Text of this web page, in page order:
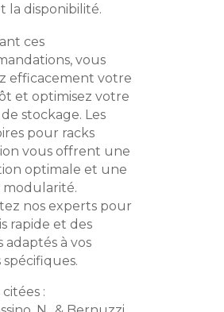
la disponibilité.
ces
vous
efficacement votre
et optimisez votre
stockage. Les
pour racks
vous offrent une
optimale et une
modularité.
nos experts pour
rapide et des
adaptés à vos
spécifiques.
: